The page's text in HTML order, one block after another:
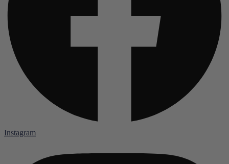
Instagram